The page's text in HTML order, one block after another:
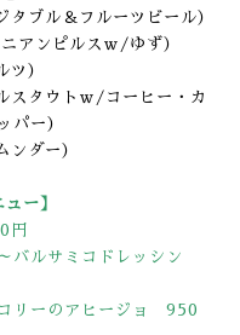
タブル＆フルーツビール）
ニアンピルスｗ/ゆず）
）
タウトｗ/コーヒー・カ
パー）
ンダー）
ー】
円
バルサミコドレッシン
コリーのアヒージョ 950